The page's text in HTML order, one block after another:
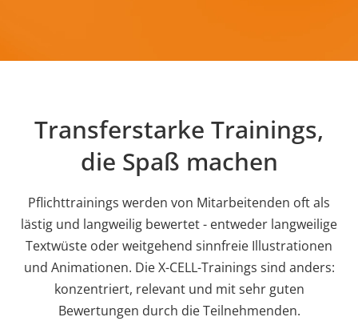
Transferstarke Trainings,
die Spaß machen
Pflichttrainings werden von Mitarbeitenden oft als
lästig und langweilig bewertet - entweder langweilige
Textwüste oder weitgehend sinnfreie Illustrationen
und Animationen. Die X-CELL-Trainings sind anders:
konzentriert, relevant und mit sehr guten
Bewertungen durch die Teilnehmenden.